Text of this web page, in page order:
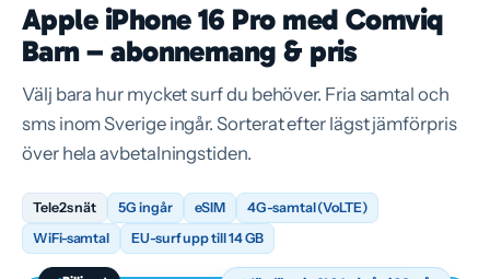
Apple iPhone 16 Pro med Comviq
Barn – abonnemang & pris
Välj bara hur mycket surf du behöver. Fria samtal och
sms inom Sverige ingår. Sorterat efter lägst jämförpris
över hela avbetalningstiden.
Tele2s nät 5G ingår eSIM
4G-samtal (VoLTE)
WiFi-samtal
EU-surf upp till 14 GB